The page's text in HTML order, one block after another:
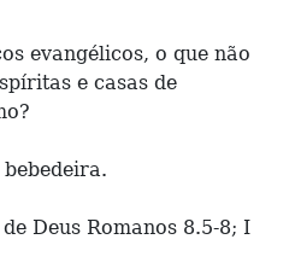
evangélicos, o que não
e casas de
Deus Romanos 8.5-8; I